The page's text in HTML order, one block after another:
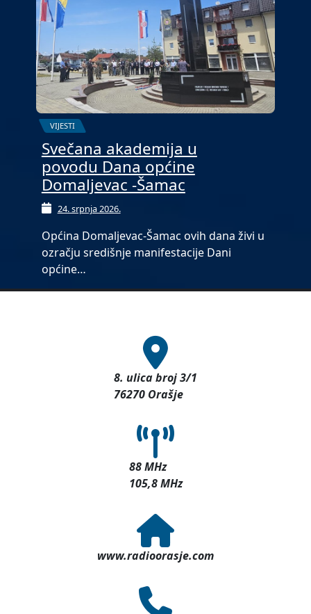
VIJESTI
Svečana akademija u
povodu Dana općine
Domaljevac -Šamac
24. srpnja 2026.
Općina Domaljevac-Šamac ovih dana živi u
ozračju središnje manifestacije Dani
općine…
8. ulica broj 3/1
76270 Orašje
88 MHz
105,8 MHz
www.radioorasje.com